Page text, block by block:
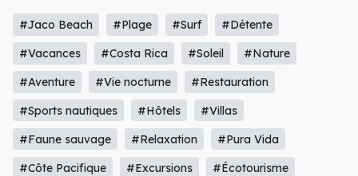
#Jaco Beach #Plage #Surf
#Détente
#Vacances
#Costa Rica #Soleil
#Nature
#Aventure
#Vie nocturne
#Restauration
#Sports nautiques
#Hôtels
#Villas
#Faune sauvage
#Relaxation
#Pura Vida
#Côte Pacifique
#Excursions #Écotourisme